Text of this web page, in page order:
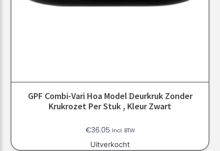
GPF Combi-Vari Hoa Model Deurkruk Zonder
Krukrozet Per Stuk , Kleur Zwart
€36.05 Incl. BTW
Uitverkocht